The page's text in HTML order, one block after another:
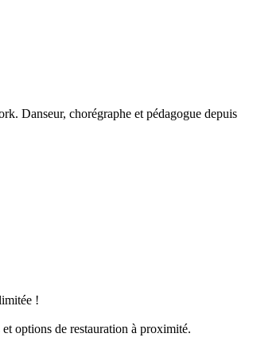
Danseur, chorégraphe et pédagogue depuis
!
options de restauration à proximité.